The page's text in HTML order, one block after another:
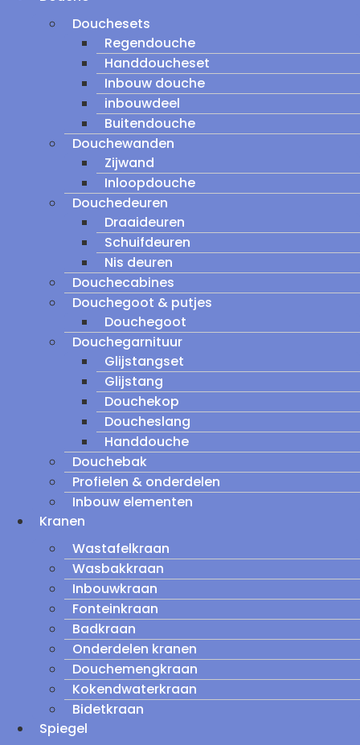
Douchesets
Regendouche
Handdoucheset
Inbouw douche
inbouwdeel
Buitendouche
Douchewanden
Zijwand
Inloopdouche
Douchedeuren
Draaideuren
Schuifdeuren
Nis deuren
Douchecabines
Douchegoot & putjes
Douchegoot
Douchegarnituur
Glijstangset
Glijstang
Douchekop
Doucheslang
Handdouche
Douchebak
Profielen & onderdelen
Inbouw elementen
Kranen
Wastafelkraan
Wasbakkraan
Inbouwkraan
Fonteinkraan
Badkraan
Onderdelen kranen
Douchemengkraan
Kokendwaterkraan
Bidetkraan
Spiegel